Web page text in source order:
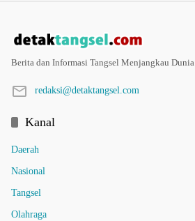
Berita dan Informasi Tangsel Menjangkau Dunia
redaksi@detaktangsel.com
Kanal
Daerah
Nasional
Tangsel
Olahraga